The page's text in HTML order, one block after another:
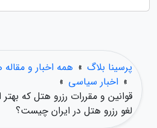
پرسینا بلاگ » همه اخبار و مقاله
» اخبار سیاسی »
قوانین و مقررات رزرو هتل که
لغو رزرو هتل در ایران چیست؟